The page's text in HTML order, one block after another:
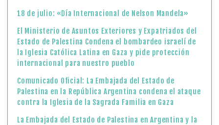
18 de julio: «Día Internacional de Nelson Mandela»
El Ministerio de Asuntos Exteriores y Expatriados del
Estado de Palestina Condena el bombardeo israelí de
la Iglesia Católica Latina en Gaza y pide protección
internacional para nuestro pueblo
Comunicado Oficial: La Embajada del Estado de
Palestina en la República Argentina condena el ataque
contra la Iglesia de la Sagrada Familia en Gaza
La Embajada del Estado de Palestina en Argentina y la